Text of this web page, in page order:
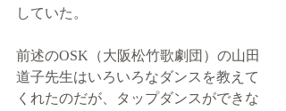
していた。
前述のOSK（大阪松竹歌劇団）の山田
道子先生はいろいろなダンスを教えて
くれたのだが、タップダンスができな